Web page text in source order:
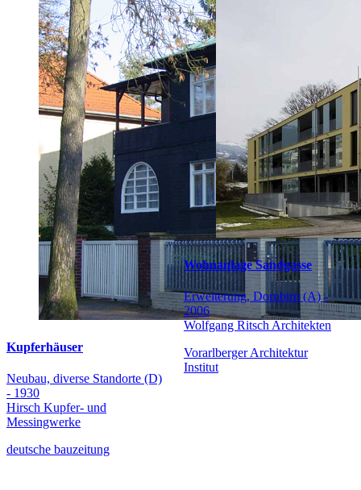
Kupferhäuser
Neubau, diverse Standorte (D)
- 1930
Hirsch Kupfer- und
Messingwerke
deutsche bauzeitung
Wohnanlage Sandgasse
Erweiterung, Dornbirn (A) -
2006
Wolfgang Ritsch Architekten
Vorarlberger Architektur
Institut